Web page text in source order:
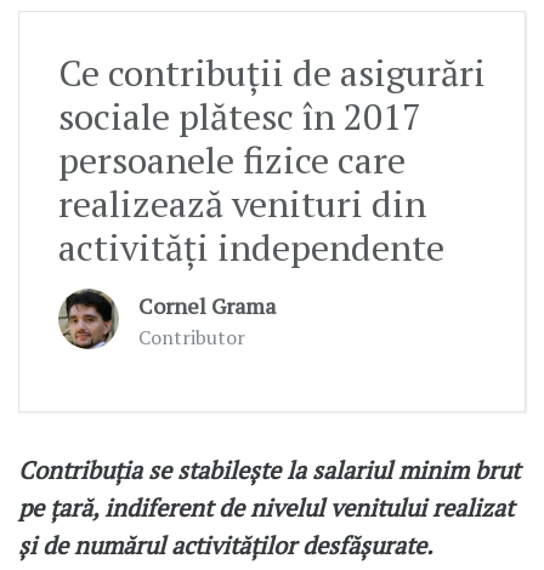
Ce contribuții de asigurări
sociale plătesc în 2017
persoanele fizice care
realizează venituri din
activități independente
Cornel Grama
Contributor
Contribuţia se stabileşte la salariul minim brut
pe ţară, indiferent de nivelul venitului realizat
şi de numărul activităţilor desfăşurate.